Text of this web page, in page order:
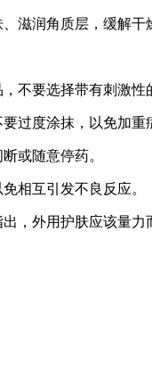
滋润角质层，缓解
不要选择带有刺激性
过度涂抹，以免加重
或随意停药。
相互引发不良反应。
出，外用护肤应该量力